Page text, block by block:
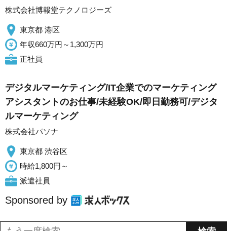
株式会社博報堂テクノロジーズ
東京都 港区
年収660万円～1,300万円
正社員
デジタルマーケティング/IT企業でのマーケティング
アシスタントのお仕事/未経験OK/即日勤務可/デジタ
ルマーケティング
株式会社パソナ
東京都 渋谷区
時給1,800円～
派遣社員
Sponsored by